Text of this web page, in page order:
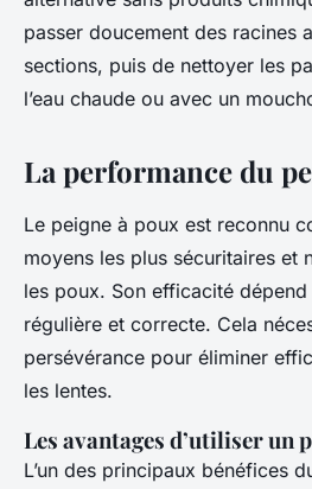
passer doucement des racines
sections, puis de nettoyer les
l’eau chaude ou avec un
La performance du
Le peigne à poux est reconnu
moyens les plus sécuritaires et
les poux. Son efficacité dépend
régulière et correcte. Cela
persévérance pour éliminer
les lentes.
Les avantages d’utiliser un
L’un des principaux bénéfices